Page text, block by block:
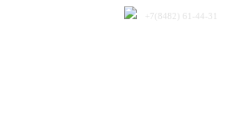
+7(8482) 61-44-31